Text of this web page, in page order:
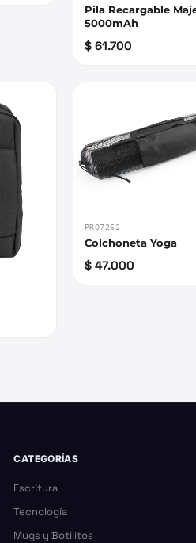
Pila Recargable
5000mAh
$ 61.700
PRO7262
Colchoneta Yoga
$ 47.000
CATEGORÍAS
Escritura
Tecnología
Mugs y Botilitos